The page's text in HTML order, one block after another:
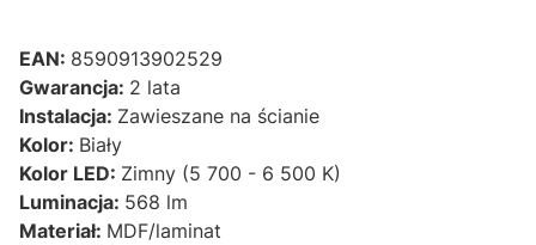
EAN: 8590913902529
Gwarancja: 2 lata
Instalacja: Zawieszane na ścianie
Kolor: Biały
Kolor LED: Zimny (5 700 - 6 500 K)
Luminacja: 568 lm
Materiał: MDF/laminat